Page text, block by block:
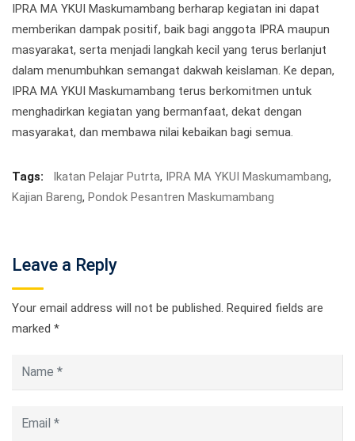
IPRA MA YKUI Maskumambang berharap kegiatan ini dapat
memberikan dampak positif, baik bagi anggota IPRA maupun
masyarakat, serta menjadi langkah kecil yang terus berlanjut
dalam menumbuhkan semangat dakwah keislaman. Ke depan,
IPRA MA YKUI Maskumambang terus berkomitmen untuk
menghadirkan kegiatan yang bermanfaat, dekat dengan
masyarakat, dan membawa nilai kebaikan bagi semua.
Tags: Ikatan Pelajar Putrta, IPRA MA YKUI Maskumambang,
Kajian Bareng, Pondok Pesantren Maskumambang
Leave a Reply
Your email address will not be published. Required fields are
marked *